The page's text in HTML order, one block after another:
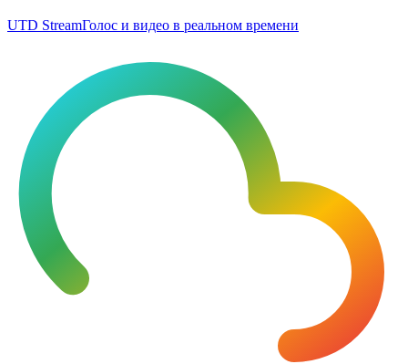
UTD StreamГолос и видео в реальном времени